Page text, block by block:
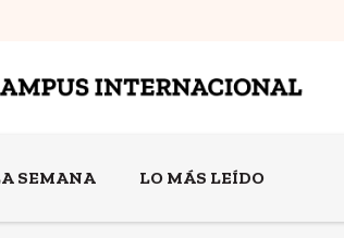
SEMANA LO MÁS LEÍDO